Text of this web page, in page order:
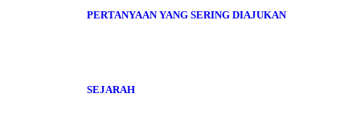
PERTANYAAN YANG SERING DIAJUKAN
SEJARAH